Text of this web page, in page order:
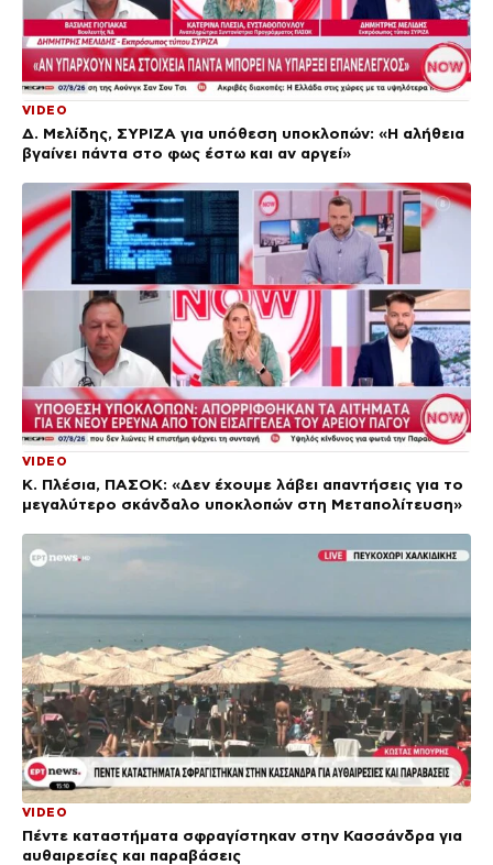
VIDEO
Δ. Μελίδης, ΣΥΡΙΖΑ για υπόθεση υποκλοπών: «Η αλήθεια
βγαίνει πάντα στο φως έστω και αν αργεί»
VIDEO
Κ. Πλέσια, ΠΑΣΟΚ: «Δεν έχουμε λάβει απαντήσεις για το
μεγαλύτερο σκάνδαλο υποκλοπών στη Μεταπολίτευση»
VIDEO
Πέντε καταστήματα σφραγίστηκαν στην Κασσάνδρα για
αυθαιρεσίες και παραβάσεις